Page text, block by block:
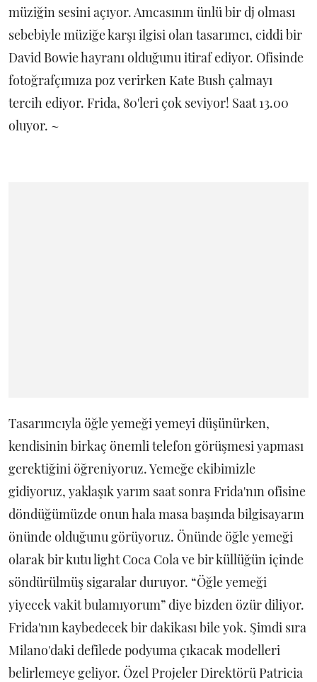
müziğin sesini açıyor. Amcasının ünlü bir dj olması
sebebiyle müziğe karşı ilgisi olan tasarımcı, ciddi bir
David Bowie hayranı olduğunu itiraf ediyor. Ofisinde
fotoğrafçımıza poz verirken Kate Bush çalmayı
tercih ediyor. Frida, 80'leri çok seviyor! Saat 13.00
oluyor. ~
Tasarımcıyla öğle yemeği yemeyi düşünürken,
kendisinin birkaç önemli telefon görüşmesi yapması
gerektiğini öğreniyoruz. Yemeğe ekibimizle
gidiyoruz, yaklaşık yarım saat sonra Frida'nın ofisine
döndüğümüzde onun hala masa başında bilgisayarın
önünde olduğunu görüyoruz. Önünde öğle yemeği
olarak bir kutu light Coca Cola ve bir küllüğün içinde
söndürülmüş sigaralar duruyor. “Öğle yemeği
yiyecek vakit bulamıyorum” diye bizden özür diliyor.
Frida'nın kaybedecek bir dakikası bile yok. Şimdi sıra
Milano'daki defilede podyuma çıkacak modelleri
belirlemeye geliyor. Özel Projeler Direktörü Patricia